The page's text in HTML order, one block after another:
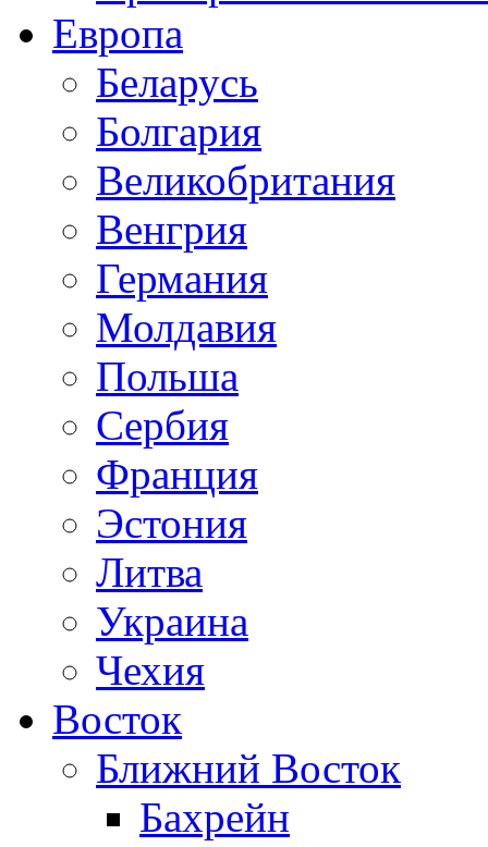
Европа
Беларусь
Болгария
Великобритания
Венгрия
Германия
Молдавия
Польша
Сербия
Франция
Эстония
Литва
Украина
Чехия
Восток
Ближний Восток
Бахрейн